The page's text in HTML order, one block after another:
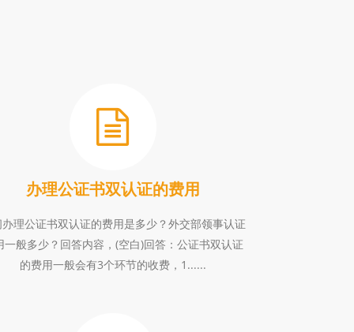
办理公证书双认证的费用
理公证书双认证的费用是多少？外交部领事认证
一般多少？回答内容，(空白)回答：公证书双认证
的费用一般会有3个环节的收费，1......